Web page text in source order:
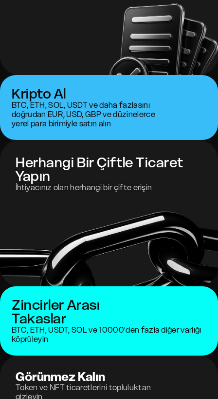
Herhangi Bir Çiftle Ticaret
Yapın
İhtiyacınız olan herhangi bir çifte erişin
Kripto Al
BTC, ETH, SOL, USDT ve daha fazlasını
doğrudan EUR, USD, GBP ve düzinelerce
yerel para birimiyle satın alın
Zincirler Arası
Takaslar
BTC, ETH, USDT, SOL ve 10000'den fazla diğer varlığı
köprüleyin
Görünmez Kalın
Token ve NFT ticaretlerini topluluktan
gizleyin